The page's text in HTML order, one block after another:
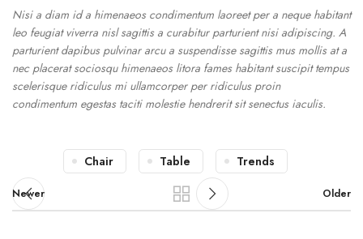
Nisi a diam id a himenaeos condimentum laoreet per a neque habitant
leo feugiat viverra nisl sagittis a curabitur parturient nisi adipiscing. A
parturient dapibus pulvinar arcu a suspendisse sagittis mus mollis at a
nec placerat sociosqu himenaeos litora fames habitant suscipit tempus
scelerisque ridiculus mi ullamcorper per ridiculus proin
condimentum egestas taciti molestie hendrerit sit senectus iaculis.
Chair Table Trends
Newer Older